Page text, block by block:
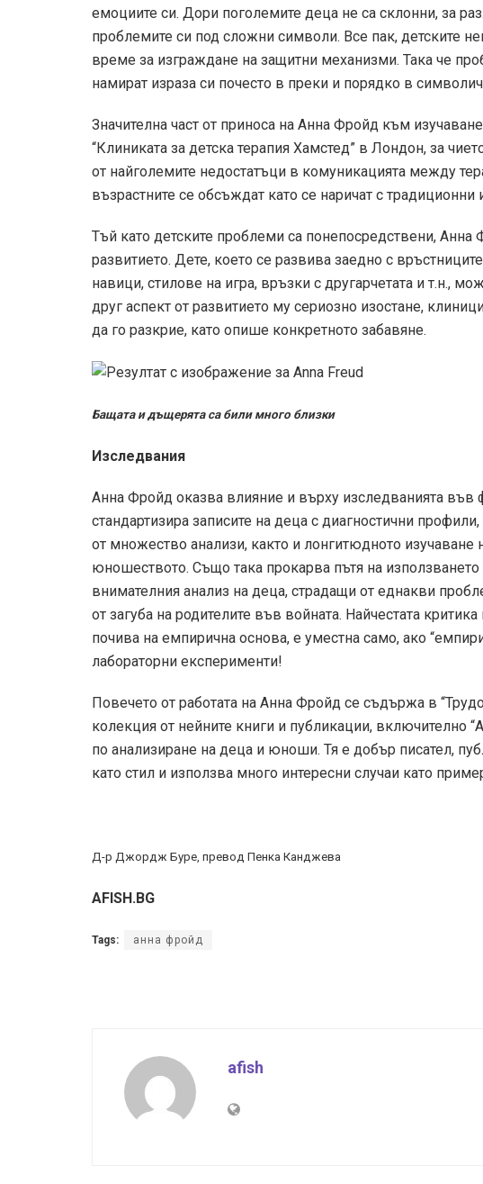
емоциите си. Дори по­големите деца не са склонни, за
проблемите си под сложни символи. Все пак, детските
време за изграждане на защитни механизми. Така че
намират израза си по­често в преки и по­рядко в
Значителна част от приноса на Анна Фройд към
“Клиниката за детска терапия Хамстед” в Лондон, за
от най­големите недостатъци в комуникацията между
възрастните се обсъждат като се наричат с традиционни
Тъй като детските проблеми са по­непосредствени,
развитието. Дете, което се развива заедно с
навици, стилове на игра, връзки с другарчетата и т.н.,
друг аспект от развитието му сериозно изостане,
да го разкрие, като опише конкретното забавяне.
Бащата и дъщерята са били много близки
Изследвания
Анна Фройд оказва влияние и върху изследванията във
стандартизира записите на деца с диагностични
от множество анализи, както и лонгитюдното изучаване
юношеството. Също така прокарва пътя на използването
внимателния анализ на деца, страдащи от еднакви
от загуба на родителите във войната. Най­честата
почива на емпирична основа, е уместна само, ако
лабораторни експерименти!
Повечето от работата на Анна Фройд се съдържа в
колекция от нейните книги и публикации, включително
по анализиране на деца и юноши. Тя е добър писател,
като стил и използва много интересни случаи като
Д-р Джордж Буре, превод Пенка Канджева
AFISH.BG
Tags: анна фройд
afish